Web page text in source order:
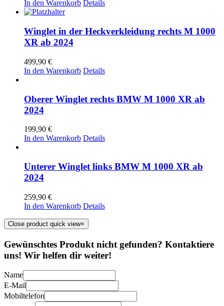
In den Warenkorb Details
Winglet in der Heckverkleidung rechts M 1000
XR ab 2024
499,90 €
In den Warenkorb Details
Oberer Winglet rechts BMW M 1000 XR ab
2024
199,90 €
In den Warenkorb Details
Unterer Winglet links BMW M 1000 XR ab
2024
259,90 €
In den Warenkorb Details
Close product quick view×
Gewünschtes Produkt nicht gefunden? Kontaktiere
uns! Wir helfen dir weiter!
Name
E-Mail
Mobiltelefon